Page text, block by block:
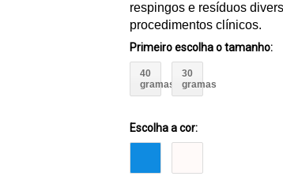
respingos e resíduos
procedimentos clínicos.
Primeiro escolha o tamanho:
40
gramas
30
gramas
Escolha a cor: